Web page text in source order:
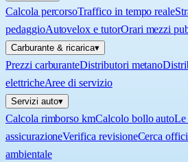
Calcola percorsoTraffico in tempo reale
pedaggioAutovelox e tutorOrari mezzi
Carburante & ricarica▾
Prezzi carburanteDistributori metano
elettricheAree di servizio
Servizi auto▾
Calcola rimborso kmCalcolo bollo autoLe
assicurazioneVerifica revisioneCerca
ambientale